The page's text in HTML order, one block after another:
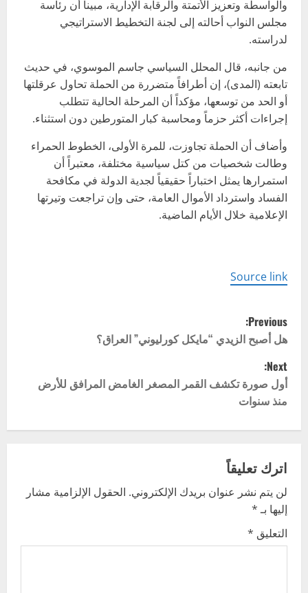
والواسطة وتعزيز الأتمتة والرقابة الإدارية، مبيناً أن رئاسة
مجلس النواب أحالته إلى لجنة التخطيط الاستراتيجي
لدراسته.
من جانبه، قال المحلل السياسي جاسم الموسوي، في حديث
تابعته (المدى)، إن أطرافاً متضررة من الحملة تحاول عرقلتها
أو الحد من توسعها، مؤكداً أن المرحلة الحالية تتطلب
إجراءات أكثر حزماً ومحاسبة كبار المتورطين دون استثناء.
وأضاف أن الحملة تجاوزت، للمرة الأولى، الخطوط الحمراء
وطالت شخصيات من كتل سياسية مختلفة، معتبراً أن
استمرارها يمثل اختباراً حقيقياً لجدية الدولة في مكافحة
الفساد واسترداد الأموال العامة، حتى وإن تراجعت وتيرتها
الإعلامية خلال الأيام الماضية.
Source link
P
o
s
t
n
a
v
i
g
Previous:
هل أصبح الزيدي “مايكل كورليوني” العراق؟
Next:
أول صورة تكشف القمر المصغر الغامض المرافق للأرض
منذ سنوات
اترك تعليقاً
لن يتم نشر عنوان بريدك الإلكتروني. الحقول الإلزامية مشار
إليها بـ*
التعليق *